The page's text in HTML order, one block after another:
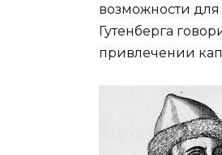
возможности
Гутенберга
привлечении